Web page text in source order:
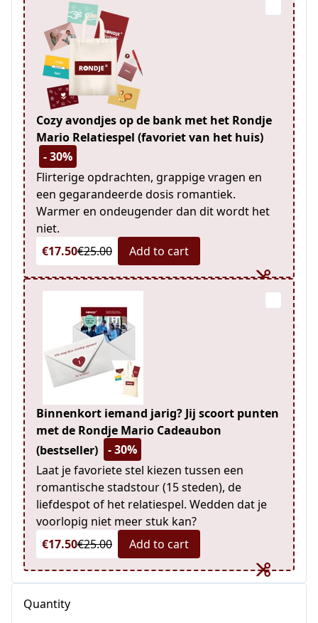
Cozy avondjes op de bank met het Rondje
Mario Relatiespel (favoriet van het huis)
- 30%
Flirterige opdrachten, grappige vragen en
een gegarandeerde dosis romantiek.
Warmer en ondeugender dan dit wordt het
niet.
€17.50€25.00 Add to cart
Binnenkort iemand jarig? Jij scoort punten
met de Rondje Mario Cadeaubon
(bestseller)
- 30%
Laat je favoriete stel kiezen tussen een
romantische stadstour (15 steden), de
liefdespot of het relatiespel. Wedden dat je
voorlopig niet meer stuk kan?
€17.50€25.00 Add to cart
Quantity